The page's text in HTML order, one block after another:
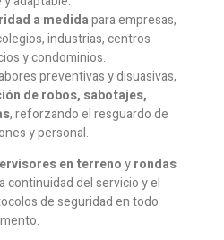
a medidapara empresas,
industrias, centros
y condominios.
preventivas y disuasivas,
de robos, sabotajes,
, reforzando el resguardo de
y personal.
en terrenoyrondas
continuidad del servicio y el
de seguridad en todo